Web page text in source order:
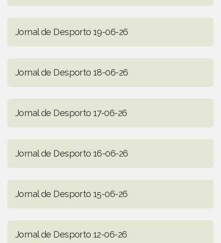
Jornal de Desporto 19-06-26
Jornal de Desporto 18-06-26
Jornal de Desporto 17-06-26
Jornal de Desporto 16-06-26
Jornal de Desporto 15-06-26
Jornal de Desporto 12-06-26